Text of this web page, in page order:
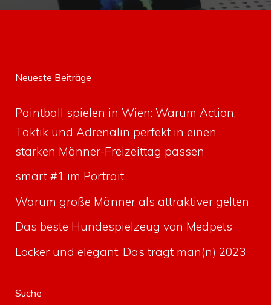
Neueste Beiträge
Paintball spielen in Wien: Warum Action,
Taktik und Adrenalin perfekt in einen
starken Männer-Freizeittag passen
smart #1 im Portrait
Warum große Männer als attraktiver gelten
Das beste Hundespielzeug von Medpets
Locker und elegant: Das trägt man(n) 2023
Suche